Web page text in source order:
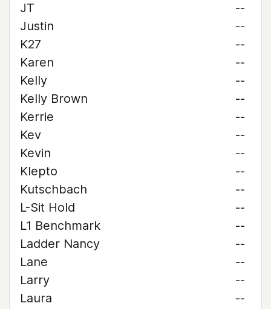
JT
--
Justin
--
K27
--
Karen
--
Kelly
--
Kelly Brown
--
Kerrie
--
Kev
--
Kevin
--
Klepto
--
Kutschbach
--
L-Sit Hold
--
L1 Benchmark
--
Ladder Nancy
--
Lane
--
Larry
--
Laura
--